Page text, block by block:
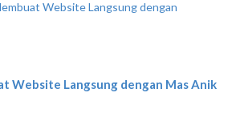
Website Langsung dengan Mas Anik